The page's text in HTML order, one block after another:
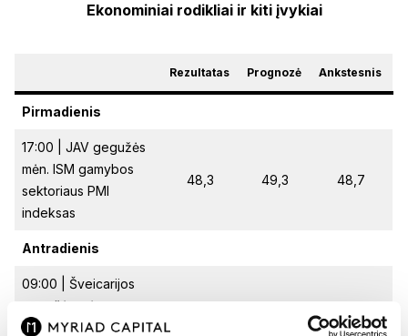
Ekonominiai rodikliai ir kiti įvykiai
Rezultatas Prognozė Ankstesnis
Pirmadienis
17:00 | JAV gegužės
mėn. ISM gamybos
sektoriaus PMI
indeksas
48,3 49,3 48,7
Antradienis
09:00 | Šveicarijos
gegužės mėn.
vartotojų kainų
0,0%